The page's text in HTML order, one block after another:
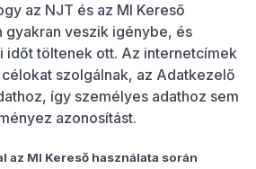
az NJT és az MI Kereső
gyakran veszik igénybe, és
időt töltenek ott. Az internetcímek
szolgálnak, az Adatkezelő
így személyes adathoz sem
azonosítást.
az MI Kereső használata során